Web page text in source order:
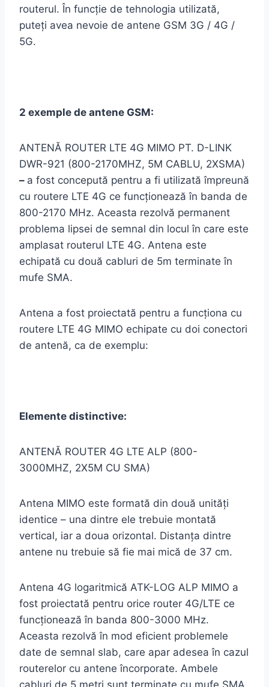
routerul. În funcție de tehnologia utilizată,
puteți avea nevoie de antene GSM 3G / 4G /
5G.
2 exemple de antene GSM:
ANTENĂ ROUTER LTE 4G MIMO PT. D-LINK
DWR-921 (800-2170MHZ, 5M CABLU, 2XSMA)
– a fost concepută pentru a fi utilizată împreună
cu routere LTE 4G ce funcţionează în banda de
800-2170 MHz. Aceasta rezolvă permanent
problema lipsei de semnal din locul în care este
amplasat routerul LTE 4G. Antena este
echipată cu două cabluri de 5m terminate în
mufe SMA.
Antena a fost proiectată pentru a funcţiona cu
routere LTE 4G MIMO echipate cu doi conectori
de antenă, ca de exemplu:
Elemente distinctive:
ANTENĂ ROUTER 4G LTE ALP (800-
3000MHZ, 2X5M CU SMA)
Antena MIMO este formată din două unități
identice – una dintre ele trebuie montată
vertical, iar a doua orizontal. Distanța dintre
antene nu trebuie să fie mai mică de 37 cm.
Antena 4G logaritmică ATK-LOG ALP MIMO a
fost proiectată pentru orice router 4G/LTE ce
funcționează în banda 800-3000 MHz.
Aceasta rezolvă în mod eficient problemele
date de semnal slab, care apar adesea în cazul
routerelor cu antene încorporate. Ambele
cabluri de 5 metri sunt terminate cu mufe SMA